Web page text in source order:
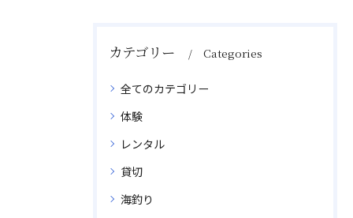
カテゴリー Categories
全てのカテゴリー
体験
レンタル
貸切
海釣り